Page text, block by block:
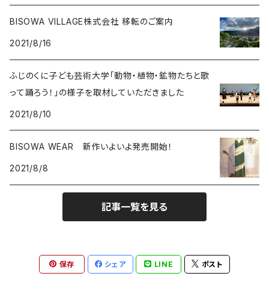
ルチルクォーツ
ハーキマーダイアモンド
スモーキークォーツ
ガーデンクォーツ
パイライト
能作
BISOWA VILLAGE株式会社 移転のご案内
2021/8/16
ふじのくに子ども芸術大学「動物・植物・鉱物たちと歌
って踊ろう！」の様子を取材していただきました
2021/8/10
BISOWA WEAR 新作いよいよ発売開始！
2021/8/8
記事一覧を見る
保存 シェア LINE ポスト